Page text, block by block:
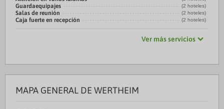
Guardaequipajes (2 hoteles)
Salas de reunión (2 hoteles)
Caja fuerte en recepción (2 hoteles)
Ver más servicios
MAPA GENERAL DE WERTHEIM